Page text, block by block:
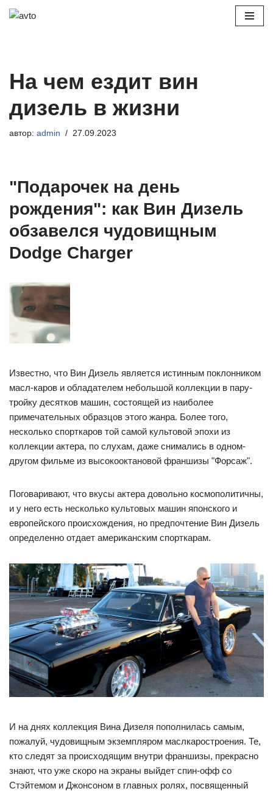
На чем ездит вин
дизель в жизни
автор: admin 27.09.2023
"Подарочек на день
рождения": как Вин Дизель
обзавелся чудовищным
Dodge Charger
Известно, что Вин Дизель является истинным поклонником
масл-каров и обладателем небольшой коллекции в пару-
тройку десятков машин, состоящей из наиболее
примечательных образцов этого жанра. Более того,
несколько спорткаров той самой культовой эпохи из
коллекции актера, по слухам, даже снимались в одном-
другом фильме из высокооктановой франшизы "Форсаж".
Поговаривают, что вкусы актера довольно космополитичны,
и у него есть несколько культовых машин японского и
европейского происхождения, но предпочтение Вин Дизель
определенно отдает американским спорткарам.
И на днях коллекция Вина Дизеля пополнилась самым,
пожалуй, чудовищным экземпляром маслкаростроения. Те,
кто следят за происходящим внутри франшизы, прекрасно
знают, что уже скоро на экраны выйдет спин-офф со
Стэйтемом и Джонсоном в главных ролях, посвященный